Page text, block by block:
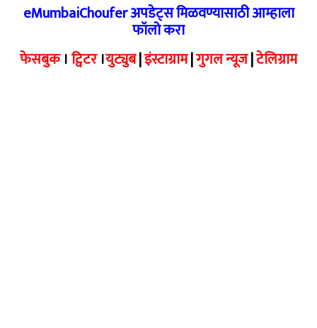
eMumbaiChoufer अपडेट्स मिळवण्यासाठी आम्हाला
फॉलो करा
फेसबुक।ट्विटर।युट्युब|इंस्टाग्राम|गुगल न्यूज|टेलिग्राम